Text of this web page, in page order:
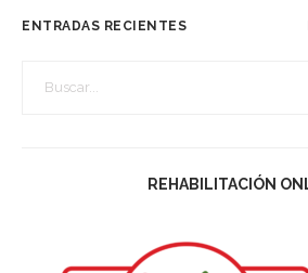
ENTRADAS RECIENTES
REHABILITACIÓN